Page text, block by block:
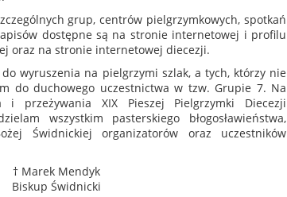
grup, centrów pielgrzymkowych, spotkań
dostępne są na stronie internetowej i profilu
oraz na stronie internetowej diecezji.
wyruszenia na pielgrzymi szlak, a tych, którzy nie
do duchowego uczestnictwa w tzw. Grupie 7. Na
i przeżywania XIX Pieszej Pielgrzymki Diecezji
wszystkim pasterskiego błogosławieństwa,
Świdnickiej organizatorów oraz uczestników
† Marek Mendyk
Biskup Świdnicki